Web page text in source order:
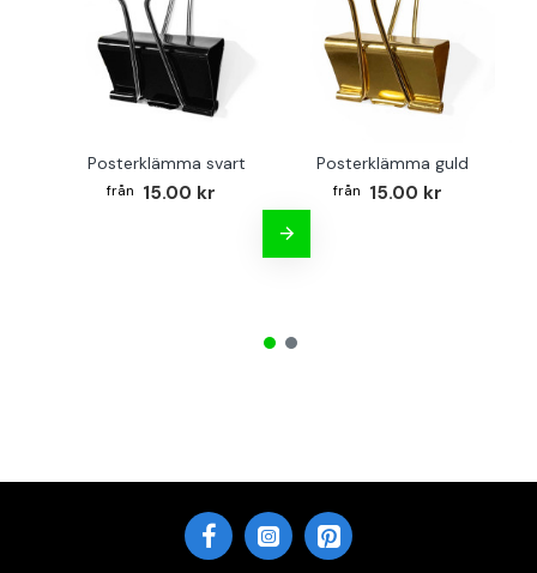
Posterklämma svart
15.00 kr
Posterklämma guld
15.00 kr